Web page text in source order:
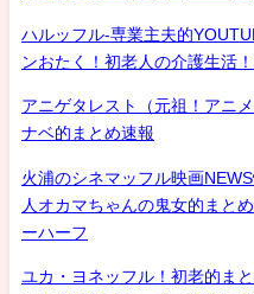
ハルッフル-専業主夫的
ンおたく！初老人の介護生活
アニゲタレスト（元祖！アニ
ナベ的まとめ速報
火浦のシネマッフル映画
人オカマちゃんの鬼女的まと
ーハーフ
ユカ・ヨネッフル！初老的ま